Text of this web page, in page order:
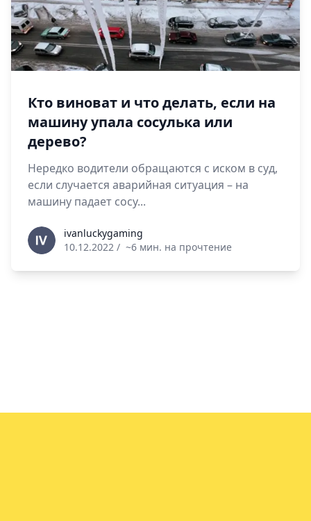
Кто виноват и что делать, если на
машину упала сосулька или
дерево?
Нередко водители обращаются с иском в суд,
если случается аварийная ситуация – на
машину падает сосу...
ivanluckygaming
ivanluckygaming
10.12.2022 / ~6 мин. на прочтение